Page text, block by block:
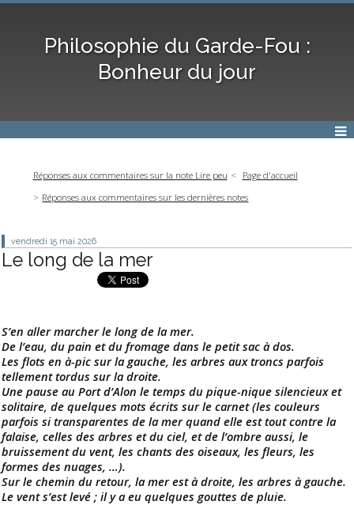
Philosophie du Garde-Fou :
Bonheur du jour
Réponses aux commentaires sur la note Lire peu
Page d'accueil
Réponses aux commentaires sur les dernières notes
vendredi 15 mai 2026
Le long de la mer
S’en aller marcher le long de la mer.
De l’eau, du pain et du fromage dans le petit sac à dos.
Les flots en à-pic sur la gauche, les arbres aux troncs parfois
tellement tordus sur la droite.
Une pause au Port d’Alon le temps du pique-nique silencieux et
solitaire, de quelques mots écrits sur le carnet (les couleurs
parfois si transparentes de la mer quand elle est tout contre la
falaise, celles des arbres et du ciel, et de l’ombre aussi, le
bruissement du vent, les chants des oiseaux, les fleurs, les
formes des nuages, …).
Sur le chemin du retour, la mer est à droite, les arbres à gauche.
Le vent s’est levé ; il y a eu quelques gouttes de pluie.